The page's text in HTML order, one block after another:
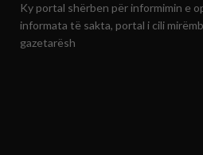
Ky portal shërben për informimin e
informata të sakta, portal i cili
gazetarësh